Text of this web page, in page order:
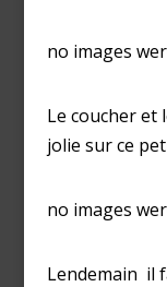
no images
Le coucher et
jolie sur ce
no images
Lendemain il